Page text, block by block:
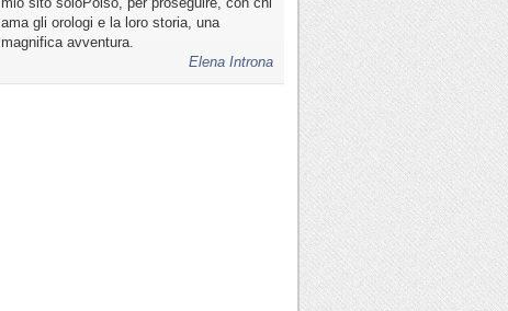
ama gli orologi e la loro storia, una
magnifica avventura.
Elena Introna